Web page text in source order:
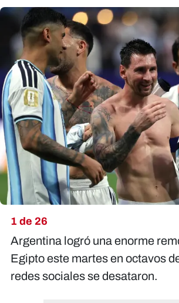
1 de 26
Argentina logró una enorme
Egipto este martes en octavos
redes sociales se desataron.